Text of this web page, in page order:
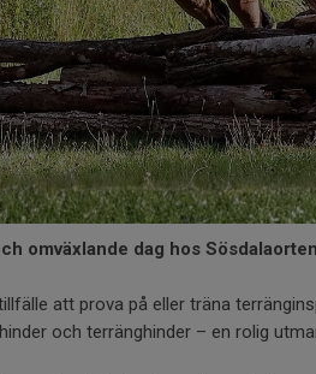
omväxlande dag hos
att prova på eller träna
och terränghinder – en rolig